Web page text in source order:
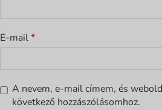
E-mail*
A nevem, e-mail címem, és
következő hozzászólásomhoz.